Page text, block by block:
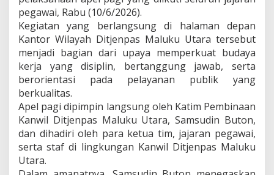
e
s
i
o
n
a
l
i
m
e
L
e
w
t
pegawai, Rabu (10/6/2026).
Kegiatan yang berlangsung di halaman depan
Kantor Wilayah Ditjenpas Maluku Utara tersebut
menjadi bagian dari upaya memperkuat budaya
kerja yang disiplin, bertanggung jawab, serta
berorientasi pada pelayanan publik yang
berkualitas.
Apel pagi dipimpin langsung oleh Katim Pembinaan
Kanwil Ditjenpas Maluku Utara, Samsudin Buton,
dan dihadiri oleh para ketua tim, jajaran pegawai,
serta staf di lingkungan Kanwil Ditjenpas Maluku
Utara.